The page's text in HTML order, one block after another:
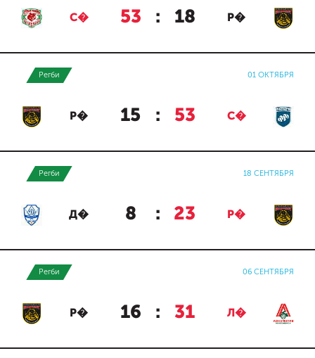
С� 53 : 18 Р�
Регби 01 ОКТЯБРЯ
Р� 15 : 53 С�
Регби 18 СЕНТЯБРЯ
Д� 8 : 23 Р�
Регби 06 СЕНТЯБРЯ
Р� 16 : 31 Л�